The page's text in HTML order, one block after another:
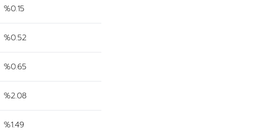
%0.15
%0.52
%0.65
%2.08
%1.49